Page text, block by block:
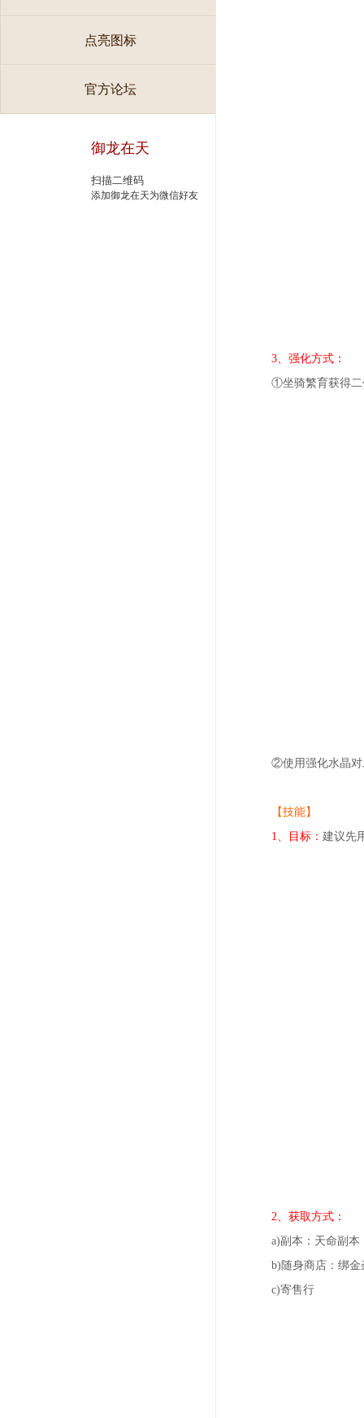
点亮图标
官方论坛
御龙在天
扫描二维码
添加御龙在天为微信好友
3、强化方式：
①坐骑繁育获得二
②使用强化水晶对
【技能】
1、目标： 建议先
2、获取方式：
a)副本：天命副本
b)随身商店：绑金
c)寄售行